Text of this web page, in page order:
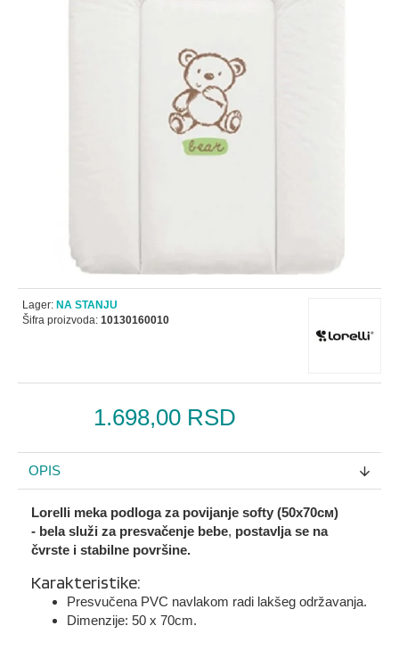
1.698,00 RSD
Lager: NA STANJU
Šifra proizvoda: 10130160010
OPIS
Lorelli meka podloga za povijanje softy (50х70см)
- bela služi za presvačenje bebe, postavlja se na
čvrste i stabilne površine.
Karakteristike:
Presvučena PVC navlakom radi lakšeg održavanja.
Dimenzije: 50 x 70cm.